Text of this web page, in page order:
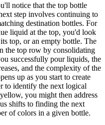
notice that the top bottle
step involves continuing to
destination bottles. For
liquid at the top, you'd look
top, or an empty bottle. The
the top row by consolidating
successfully pour liquids, the
and the complexity of the
up as you start to create
to identify the next logical
you might then address
shifts to finding the next
of colors in a given bottle.